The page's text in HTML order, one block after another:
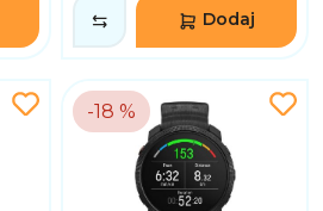
Dodaj
-18 %